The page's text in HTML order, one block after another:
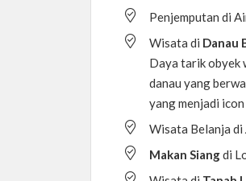
Penjemputan di
Wisata di Danau
Daya tarik obyek
danau yang
yang menjadi
Wisata Belanja di
Makan Siangdi